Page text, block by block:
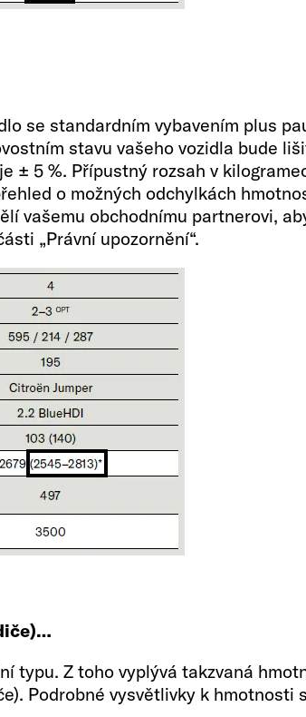
se standardním vybavením plus
stavu vašeho vozidla bude
± 5 %. Přípustný rozsah v
o možných odchylkách
vašemu obchodnímu partnerovi,
„Právní upozornění“.
typu. Z toho vyplývá takzvaná
Podrobné vysvětlivky k
Vnitřní
2 + 1
197 x 157
Velikost lůžka
185 x 105 - 88
Nádrž na vodu
odpadní vodu